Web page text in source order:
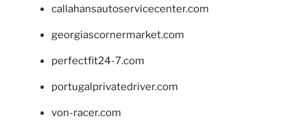
callahansautoservicecenter.com
georgiascornermarket.com
perfectfit24-7.com
portugalprivatedriver.com
von-racer.com